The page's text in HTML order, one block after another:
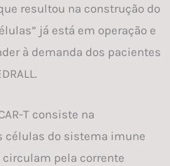
resultou na construção do
já está em operação e
à demanda dos pacientes
T consiste na
células do sistema imune
pela corrente